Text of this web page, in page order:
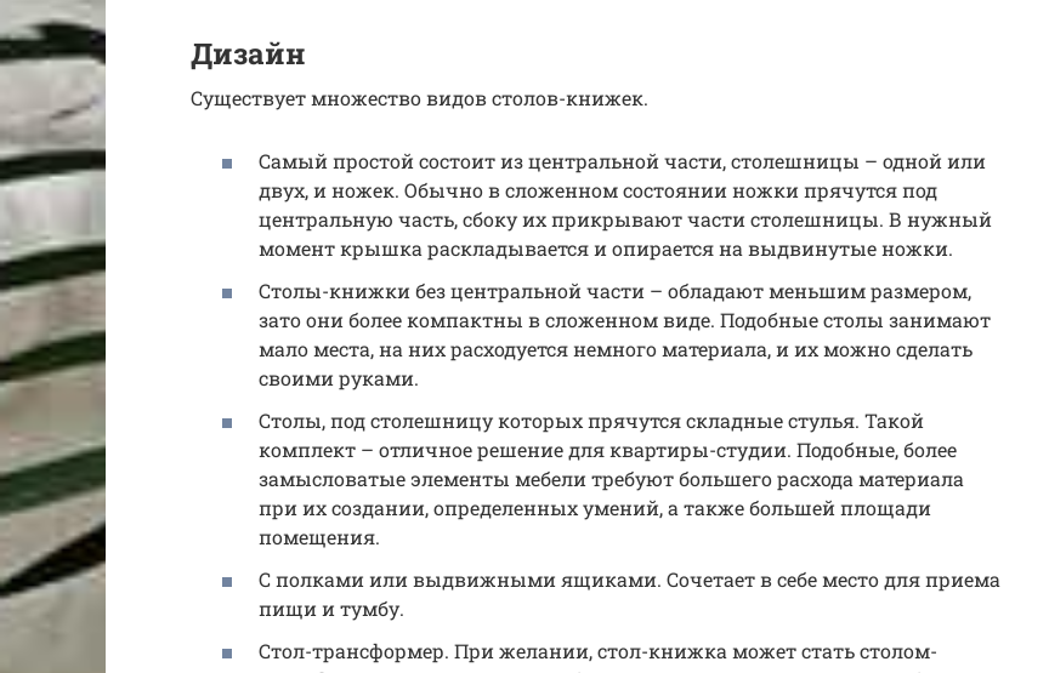
Дизайн
Существует множество видов столов-книжек.
Самый простой состоит из центральной части, столешницы – одной или
двух, и ножек. Обычно в сложенном состоянии ножки прячутся под
центральную часть, сбоку их прикрывают части столешницы. В нужный
момент крышка раскладывается и опирается на выдвинутые ножки.
Столы-книжки без центральной части – обладают меньшим размером,
зато они более компактны в сложенном виде. Подобные столы занимают
мало места, на них расходуется немного материала, и их можно сделать
своими руками.
Столы, под столешницу которых прячутся складные стулья. Такой
комплект – отличное решение для квартиры-студии. Подобные, более
замысловатые элементы мебели требуют большего расхода материала
при их создании, определенных умений, а также большей площади
помещения.
С полками или выдвижными ящиками. Сочетает в себе место для приема
пищи и тумбу.
Стол-трансформер. При желании, стол-книжка может стать столом-